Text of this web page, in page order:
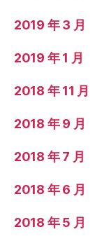
2019 年 3 月
2019 年 1 月
2018 年 11 月
2018 年 9 月
2018 年 7 月
2018 年 6 月
2018 年 5 月